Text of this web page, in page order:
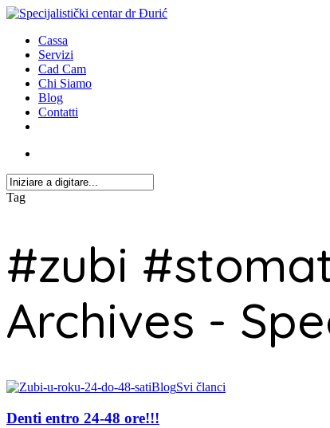
Cassa
Servizi
Cad Cam
Chi Siamo
Blog
Contatti
Tag
#zubi
Archives -
BlogSvi članci
Denti entro 24-48 ore!!!